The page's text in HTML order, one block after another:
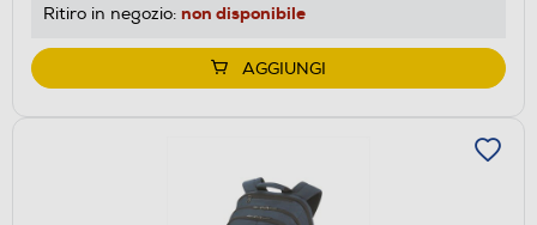
Ritiro in negozio: non disponibile
AGGIUNGI